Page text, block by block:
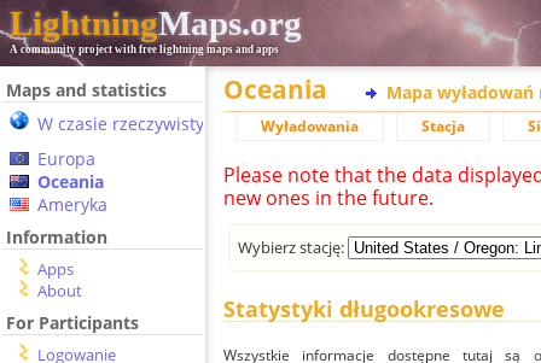
LightningMaps.org
A community project with free lightning maps and apps
Maps and statistics
W czasie rzeczywistym
Europa
Oceania
Ameryka
Information
Apps
About
For Participants
Logowanie
Oceania Mapa wyładowań
Wyładowania Stacja
Please note that the data
new ones in the future.
Wybierz stację:
Statystyki długookresowe
Wszystkie informacje dostępne tutaj są